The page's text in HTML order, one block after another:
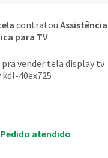
contratou Assistência
para TV
vender tela display tv
kdl-40ex725
Pedido atendido